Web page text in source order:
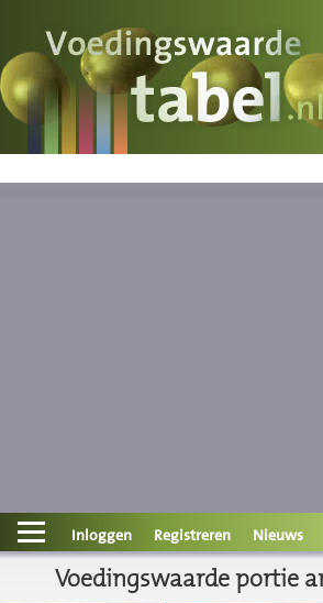
Voedingswaarde
Wat is wat?
Contact
Informatie
Inloggen Registreren Nieuws
Voedingswaarde portie